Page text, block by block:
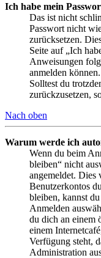
Ich habe mein
Das ist nicht
Passwort nicht
zurücksetzen.
Seite auf „Ich
Anweisungen
anmelden können.
Solltest du
zurückzusetzen,
Nach oben
Warum werde ich
Wenn du beim
bleiben“ nicht
angemeldet. Dies
Benutzerkontos
bleiben, kannst
Anmelden
du dich an einem
einem
Verfügung steht,
Administration